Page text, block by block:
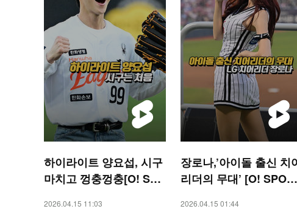
하이라이트 양요섭, 시구
마치고 껑충껑충[O! SPO
2026.04.15 11:03
장로나,’아이돌 출신 치
리더의 무대’ [O! SPORT
2026.04.15 01:44